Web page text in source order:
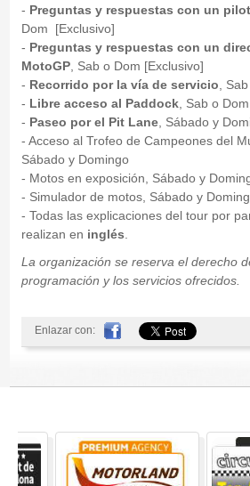
- Preguntas y respuestas con un
Dom [Exclusivo]
- Preguntas y respuestas con un
MotoGP, Sab o Dom [Exclusivo]
- Recorrido por la vía de servicio ,
- Libre acceso al Paddock, Sab o
- Paseo por el Pit Lane, Sábado y
- Acceso al Trofeo de Campeones del
Sábado y Domingo
- Motos en exposición, Sábado y
- Simulador de motos, Sábado y
- Todas las explicaciones del tour por
realizan en inglés
La organización se reserva el derecho
programación y los servicios ofrecidos.
Enlazar con: